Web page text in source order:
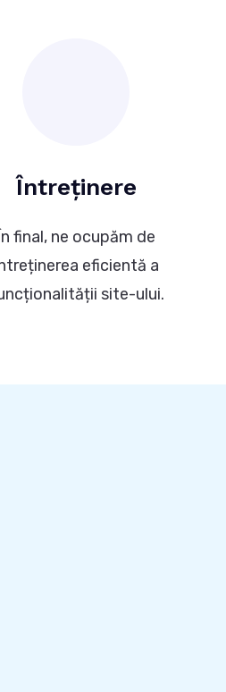
Întreținere
final, ne ocupăm de
eficientă a
site-ului.